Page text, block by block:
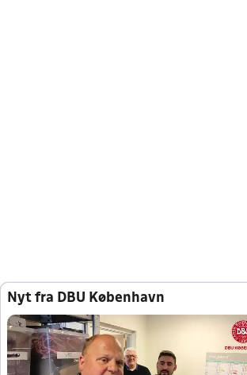
Nyt fra DBU København